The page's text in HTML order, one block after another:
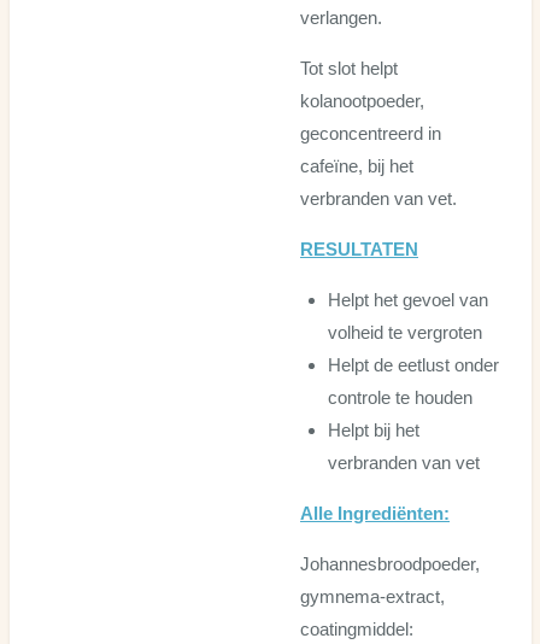
verlangen.
Tot slot helpt
kolanootpoeder,
geconcentreerd in
cafeïne, bij het
verbranden van vet.
RESULTATEN
Helpt het gevoel van
volheid te vergroten
Helpt de eetlust onder
controle te houden
Helpt bij het
verbranden van vet
Alle Ingrediënten:
Johannesbroodpoeder,
gymnema-extract,
coatingmiddel: